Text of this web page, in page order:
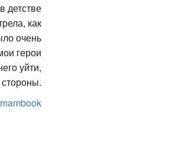
детстве
как
очень
герои
уйти,